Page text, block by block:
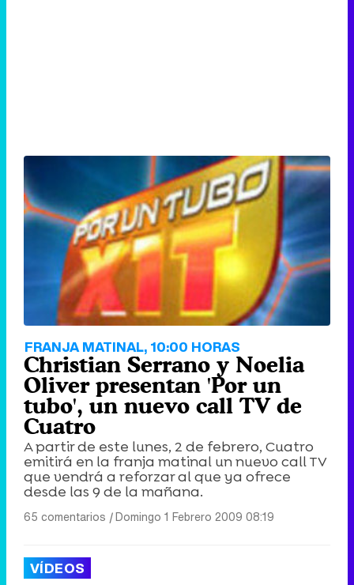
FRANJA MATINAL, 10:00 HORAS
Christian Serrano y Noelia
Oliver presentan 'Por un
tubo', un nuevo call TV de
Cuatro
A partir de este lunes, 2 de febrero, Cuatro
emitirá en la franja matinal un nuevo call TV
que vendrá a reforzar al que ya ofrece
desde las 9 de la mañana.
65 comentarios |Domingo 1 Febrero 2009 08:19
VÍDEOS